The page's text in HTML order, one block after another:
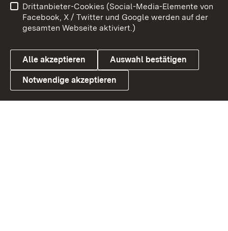
Link zum Landesportal
Benutzungshinweise
Barrierefreiheit
Datenschutz
Cookies
Drittanbieter-Cookies (Social-Media-Elemente von
Facebook, X / Twitter und Google werden auf der
gesamten Webseite aktiviert.)
Alle akzeptieren Auswahl bestätigen
Notwendige akzeptieren